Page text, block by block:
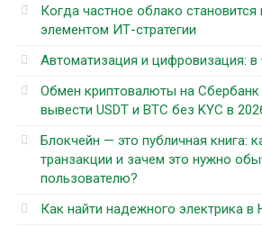
Когда частное облако
элементом ИТ-стратегии
Автоматизация и цифровизация: в
Обмен криптовалюты на Сбербанк
вывести USDT и BTC без KYC в
Блокчейн — это публичная книга:
транзакции и зачем это нужно
пользователю?
Как найти надежного электрика в